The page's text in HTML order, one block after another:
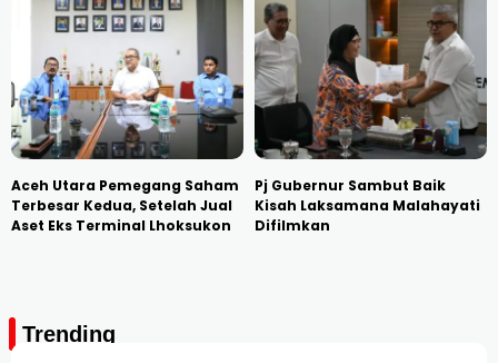
Aceh Utara Pemegang Saham
Terbesar Kedua, Setelah Jual
Aset Eks Terminal Lhoksukon
Pj Gubernur Sambut Baik
Kisah Laksamana Malahayati
Difilmkan
Trending